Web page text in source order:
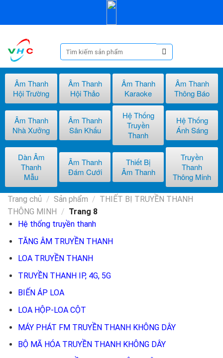
Tìm
kiếm:
Âm Thanh
Hội Trường
Âm Thanh
Hội Thảo
Âm Thanh
Karaoke
Âm Thanh
Thông Báo
Âm Thanh
Nhà Xưởng
Âm Thanh
Sân Khấu
Hệ Thống
Truyền
Thanh
Hệ Thống
Ánh Sáng
Dàn Âm
Thanh
Mẫu
Âm Thanh
Đám Cưới
Thiết Bị
Âm Thanh
Truyền
Thanh
Thông Minh
Trang chủ / Sản phẩm / THIẾT BỊ TRUYỀN THANH
THÔNG MINH / Trang 8
Hệ thống truyền thanh
TĂNG ÂM TRUYỀN THANH
LOA TRUYỀN THANH
TRUYỀN THANH IP, 4G, 5G
BIẾN ÁP LOA
LOA HỘP-LOA CỘT
MÁY PHÁT FM TRUYỀN THANH KHÔNG DÂY
BỘ MÃ HÓA TRUYỀN THANH KHÔNG DÂY